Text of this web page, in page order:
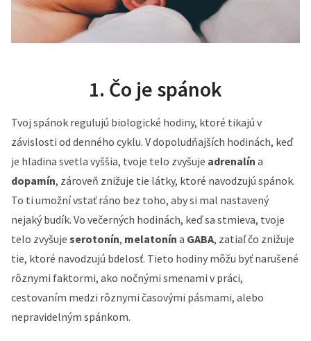
1. Čo je spánok
Tvoj spánok regulujú biologické hodiny, ktoré tikajú v
závislosti od denného cyklu. V dopoludňajších hodinách, keď
je hladina svetla vyššia, tvoje telo zvyšuje adrenalín a
dopamín, zároveň znižuje tie látky, ktoré navodzujú spánok.
To ti umožní vstať ráno bez toho, aby si mal nastavený
nejaký budík. Vo večerných hodinách, keď sa stmieva, tvoje
telo zvyšuje serotonín, melatonín a GABA, zatiaľ čo znižuje
tie, ktoré navodzujú bdelosť. Tieto hodiny môžu byť narušené
rôznymi faktormi, ako nočnými smenami v práci,
cestovaním medzi rôznymi časovými pásmami, alebo
nepravidelným spánkom.